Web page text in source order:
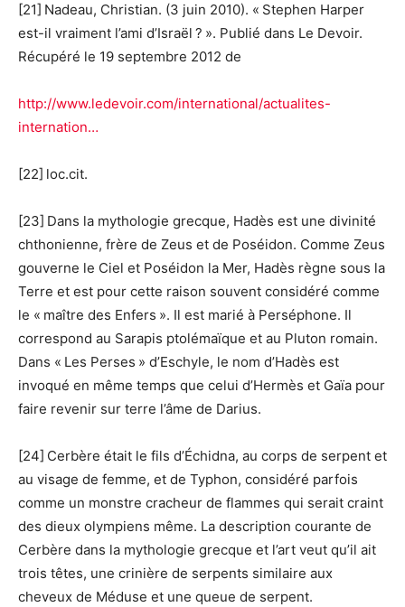
[21] Nadeau, Christian. (3 juin 2010). « Stephen Harper
est-il vraiment l’ami d’Israël ? ». Publié dans Le Devoir.
Récupéré le 19 septembre 2012 de
http://www.ledevoir.com/international/actualites-
internation…
[22] loc.cit.
[23] Dans la mythologie grecque, Hadès est une divinité
chthonienne, frère de Zeus et de Poséidon. Comme Zeus
gouverne le Ciel et Poséidon la Mer, Hadès règne sous la
Terre et est pour cette raison souvent considéré comme
le « maître des Enfers ». Il est marié à Perséphone. Il
correspond au Sarapis ptolémaïque et au Pluton romain.
Dans « Les Perses » d’Eschyle, le nom d’Hadès est
invoqué en même temps que celui d’Hermès et Gaïa pour
faire revenir sur terre l’âme de Darius.
[24] Cerbère était le fils d’Échidna, au corps de serpent et
au visage de femme, et de Typhon, considéré parfois
comme un monstre cracheur de flammes qui serait craint
des dieux olympiens même. La description courante de
Cerbère dans la mythologie grecque et l’art veut qu’il ait
trois têtes, une crinière de serpents similaire aux
cheveux de Méduse et une queue de serpent.